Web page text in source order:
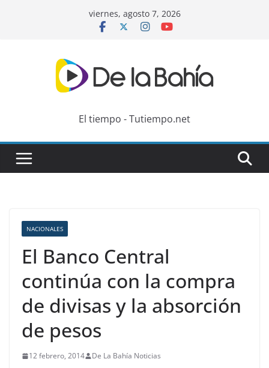
viernes, agosto 7, 2026
El tiempo - Tutiempo.net
NACIONALES
El Banco Central
continúa con la compra
de divisas y la absorción
de pesos
12 febrero, 2014 De La Bahía Noticias